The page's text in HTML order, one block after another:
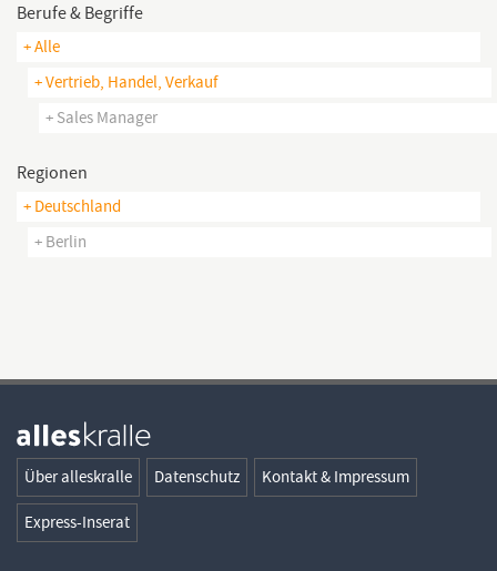
Berufe & Begriffe
+ Alle
+ Vertrieb, Handel, Verkauf
+ Sales Manager
Regionen
+ Deutschland
+ Berlin
Über alleskralle Datenschutz Kontakt & Impressum
Express-Inserat